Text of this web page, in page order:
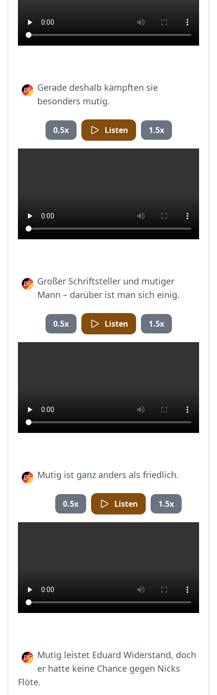
Gerade deshalb kämpften sie
besonders mutig.
0.5x Listen 1.5x
Großer Schriftsteller und mutiger
Mann – darüber ist man sich einig.
0.5x Listen 1.5x
Mutig ist ganz anders als friedlich.
0.5x Listen 1.5x
Mutig leistet Eduard Widerstand, doch
er hatte keine Chance gegen Nicks
Flöte.